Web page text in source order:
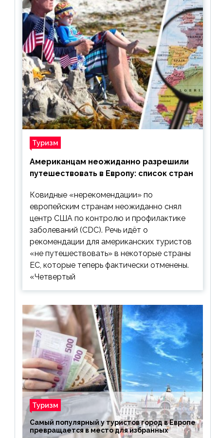
Туризм
Американцам неожиданно разрешили
путешествовать в Европу: список стран
Ковидные «нерекомендации» по
европейским странам неожиданно снял
центр США по контролю и профилактике
заболеваний (CDC). Речь идёт о
рекомендации для американских туристов
«не путешествовать» в некоторые страны
ЕС, которые теперь фактически отменены.
«Четвертый
Туризм
Самый популярный у туристов город в Европе
превращается в место для избранных